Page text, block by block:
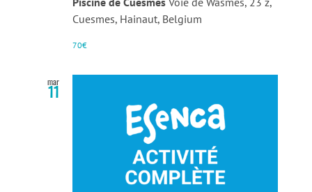
Cuesmes, Hainaut, Belgium
70€
mar
11